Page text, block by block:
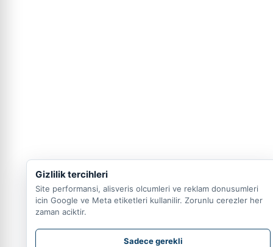
Gizlilik tercihleri
Site performansi, alisveris olcumleri ve reklam donusumleri
icin Google ve Meta etiketleri kullanilir. Zorunlu cerezler her
zaman aciktir.
Sadece gerekli